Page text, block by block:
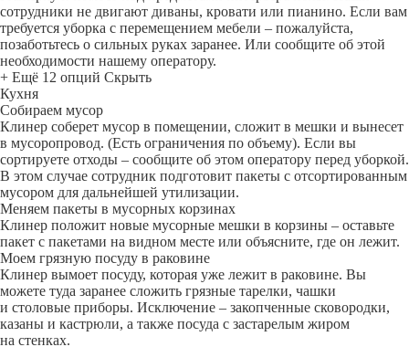
сотрудники не двигают диваны, кровати или пианино. Если вам
требуется уборка с перемещением мебели – пожалуйста,
позаботьтесь о сильных руках заранее. Или сообщите об этой
необходимости нашему оператору.
+ Ещё 12 опций Скрыть
Кухня
Собираем мусор
Клинер соберет мусор в помещении, сложит в мешки и вынесет
в мусоропровод. (Есть ограничения по объему). Если вы
сортируете отходы – сообщите об этом оператору перед уборкой.
В этом случае сотрудник подготовит пакеты с отсортированным
мусором для дальнейшей утилизации.
Меняем пакеты в мусорных корзинах
Клинер положит новые мусорные мешки в корзины – оставьте
пакет с пакетами на видном месте или объясните, где он лежит.
Моем грязную посуду в раковине
Клинер вымоет посуду, которая уже лежит в раковине. Вы
можете туда заранее сложить грязные тарелки, чашки
и столовые приборы. Исключение – закопченные сковородки,
казаны и кастрюли, а также посуда с застарелым жиром
на стенках.